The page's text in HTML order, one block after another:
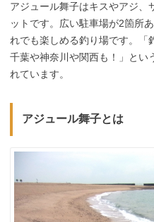
アジュール舞子はキスやアジ、
ットです。広い駐車場が2箇所
れでも楽しめる釣り場です。「
千葉や神奈川や関西も！」とい
れています。
アジュール舞子とは